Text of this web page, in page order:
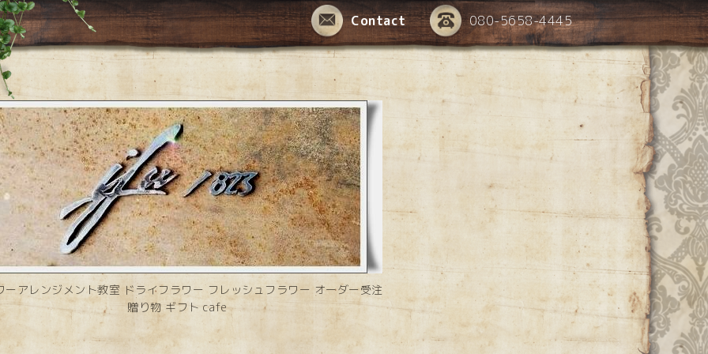
080-5658-4445
Contact
ーアレンジメント教室 ドライフラワー フレッシュフラワー オーダー受注
贈り物 ギフト cafe